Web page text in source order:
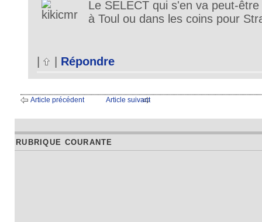
Le SELECT qui s'en va peut-
à Toul ou dans les coins pour
| | Répondre
Article précédent Article suivant
RUBRIQUE COURANTE